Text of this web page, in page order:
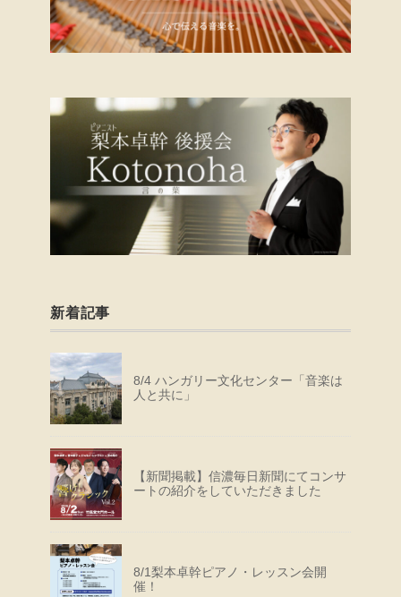
新着記事
8/4 ハンガリー文化センター「音楽は
人と共に」
【新聞掲載】信濃毎日新聞にてコンサ
ートの紹介をしていただきました
8/1梨本卓幹ピアノ・レッスン会開
催！